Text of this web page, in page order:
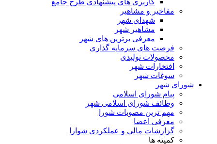
مفاخیر و مشاهیر
شهدای شهر
مشاهیر شهر
معرفی برترین های شهر
فرصت های سرمایه گذاری
محصولات تولیدی
افتخارات شهر
سوغات شهر
شهر
پیام شورای اسلامی
وظائف شورای اسلامی شهر
مهم ترین مصوبات شورا
معرفی اعضا
گزارشات مالی و عملکردی شوارا